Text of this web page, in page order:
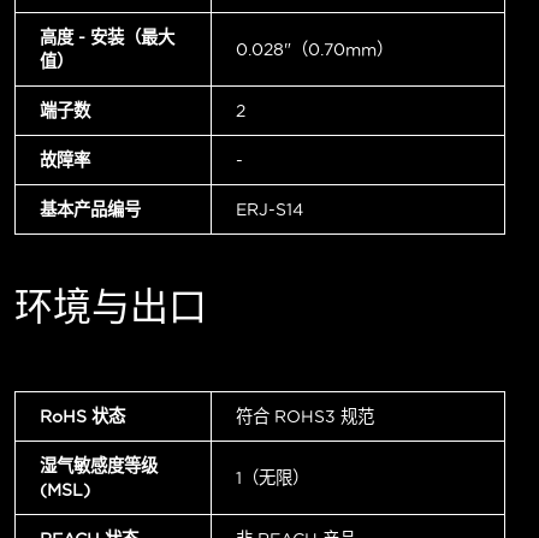
高度 - 安装（最大
值）
0.028"（0.70mm）
端子数 2
故障率 -
基本产品编号 ERJ-S14
环境与出口
RoHS 状态 符合 ROHS3 规范
湿气敏感度等级
(MSL)
1（无限）